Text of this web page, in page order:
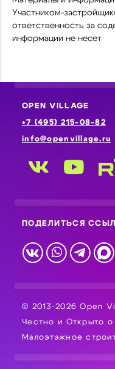
Участником-
ответственность за
информации не несет
OPEN VILLAGE
+7 (495) 215-08-82
info@openvillage.ru
ПОДЕЛИТЬСЯ
© 2013-2026 Open
Честно и Открыто о
Малоэтажное